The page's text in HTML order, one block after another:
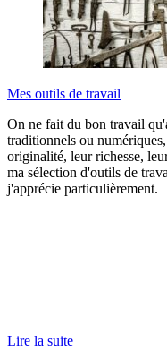
Mes outils de travail
On ne fait du bon travail
traditionnels ou
originalité, leur richesse,
ma sélection d'outils de
j'apprécie particulièrement.
Lire la suite